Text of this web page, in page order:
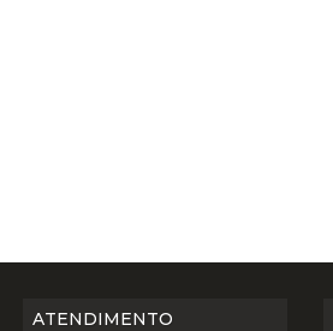
ATENDIMENTO